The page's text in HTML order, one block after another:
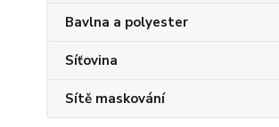
Bavlna a polyester
Síťovina
Sítě maskování